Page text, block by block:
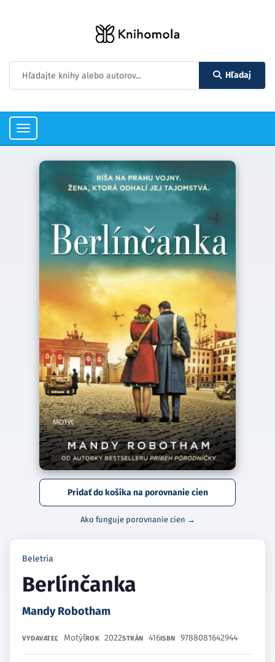
Hľadaj
Toggle
navigation
Pridať do košíka na porovnanie cien
Ako funguje porovnanie cien →
Beletria
Berlínčanka
Mandy Robotham
VYDAVATEĽ MotýľROK 2022STRÁN 416ISBN 9788081642944